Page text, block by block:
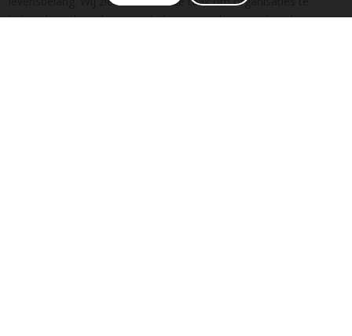
helpen hun ideeënbron aan te boren, en de gevonden ideeën om